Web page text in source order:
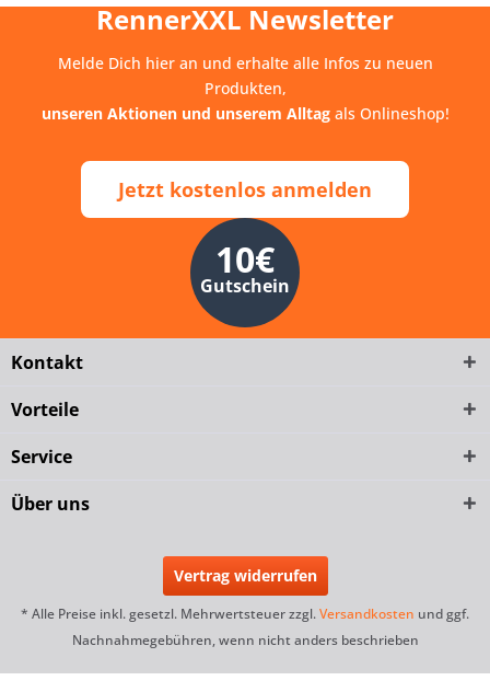
RennerXXL Newsletter
Melde Dich hier an und erhalte alle Infos zu neuen
Produkten,
unseren Aktionen und unserem Alltagals Onlineshop!
Jetzt kostenlos anmelden
10€
Gutschein
Kontakt
Vorteile
Service
Über uns
Vertrag widerrufen
* Alle Preise inkl. gesetzl. Mehrwertsteuer zzgl.Versandkosten und ggf.
Nachnahmegebühren, wenn nicht anders beschrieben